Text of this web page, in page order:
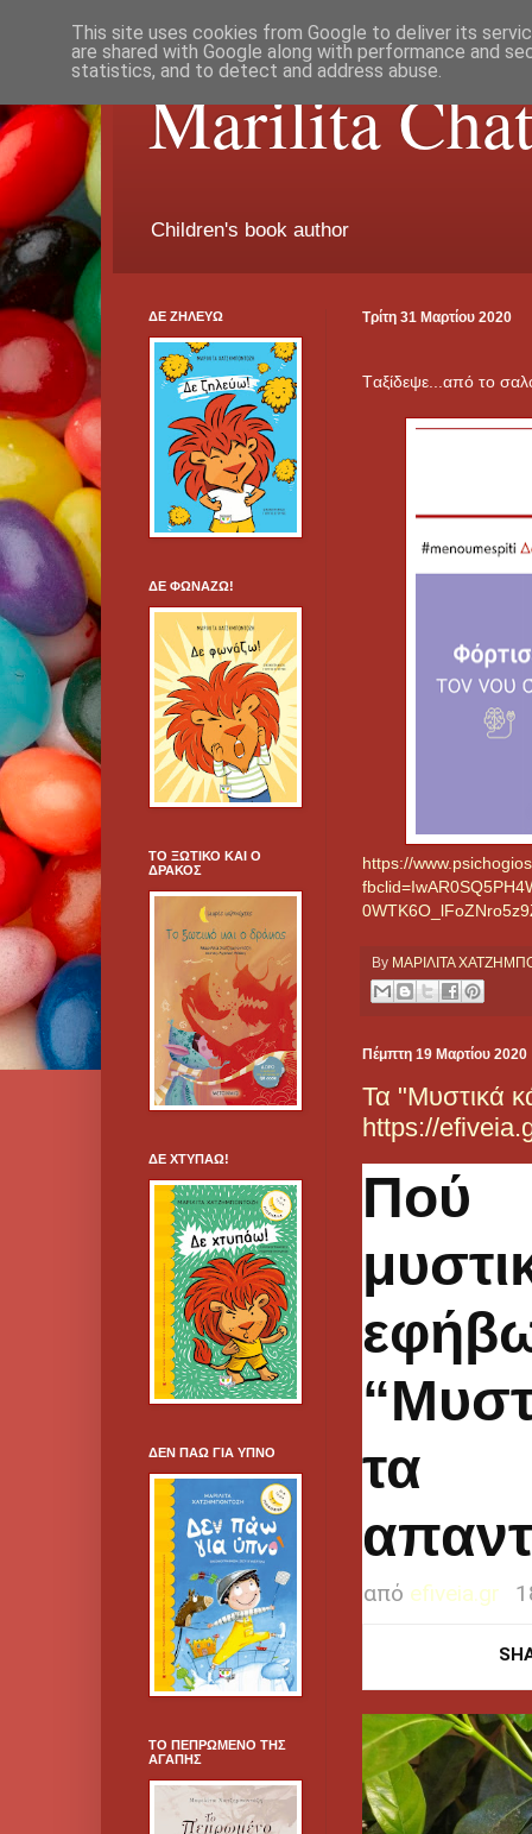
Marilita
Children's book author
Τρίτη 31 Μαρτίου 2020
Tαξίδεψε...από το
https://
By ΜΑΡΙΛΙΤΑ
Πέμπτη 19 Μαρτίου 2020
Τα "Μυστικά
https://
Πού
τα
από efiveia.gr
ΔΕ ΖΗΛΕΥΩ
ΔΕ ΦΩΝΑΖΩ!
ΤΟ ΞΩΤΙΚΟ ΚΑΙ Ο
ΔΡΑΚΟΣ
ΔΕ ΧΤΥΠΑΩ!
ΔΕΝ ΠΑΩ ΓΙΑ ΥΠΝΟ
ΤΟ ΠΕΠΡΩΜΕΝΟ ΤΗΣ
ΑΓΑΠΗΣ
This site uses cookies from Google to deliver its
are shared with Google along with performance and
statistics, and to detect and address abuse.